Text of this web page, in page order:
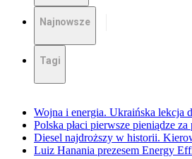
Najnowsze
Tagi
Wojna i energia. Ukraińska lekcja
Polska płaci pierwsze pieniądze
Diesel najdroższy w historii.
Luiz Hanania prezesem Energy